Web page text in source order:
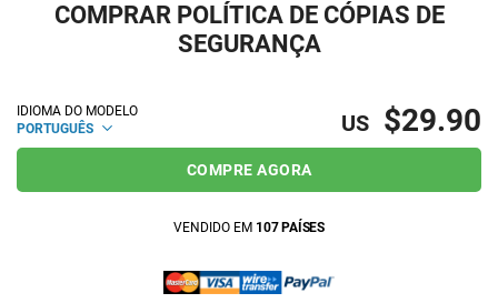
COMPRAR POLÍTICA DE CÓPIAS DE
SEGURANÇA
IDIOMA DO MODELO
PORTUGUÊS
US $29.90
COMPRE AGORA
VENDIDO EM 107 PAÍSES